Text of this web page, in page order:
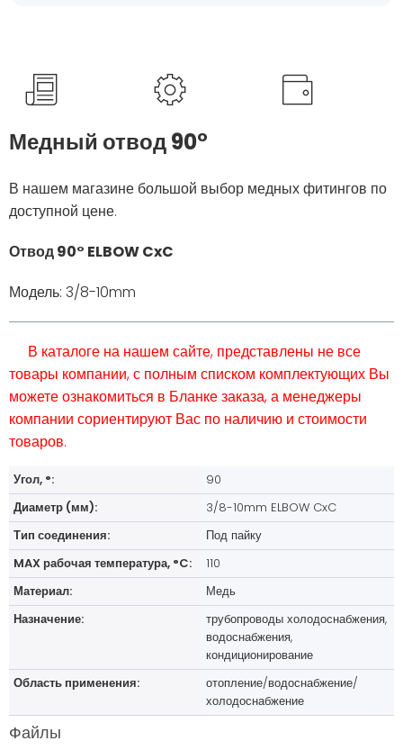
Медный отвод 90°
В нашем магазине большой выбор медных фитингов по
доступной цене.
Отвод 90° ELBOW CxC
Модель: 3/8-10mm
В каталоге на нашем сайте, представлены не все
товары компании, с полным списком комплектующих Вы
можете ознакомиться в Бланке заказа, а менеджеры
компании сориентируют Вас по наличию и стоимости
товаров.
Угол, °:
90
Диаметр (мм):
3/8-10mm ELBOW CxC
Тип соединения:
Под пайку
MAX рабочая температура, °C:
110
Материал:
Медь
Назначение:
трубопроводы холодоснабжения,
водоснабжения,
кондиционирование
Область применения:
отопление/водоснабжение/
холодоснабжение
Файлы